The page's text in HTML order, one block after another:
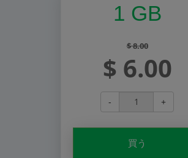
1 GB
$ 8.00
$ 6.00
- +
買う